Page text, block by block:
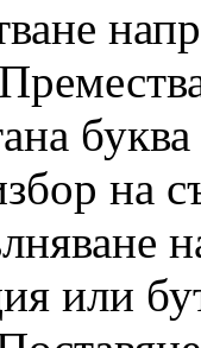
буква
на
или